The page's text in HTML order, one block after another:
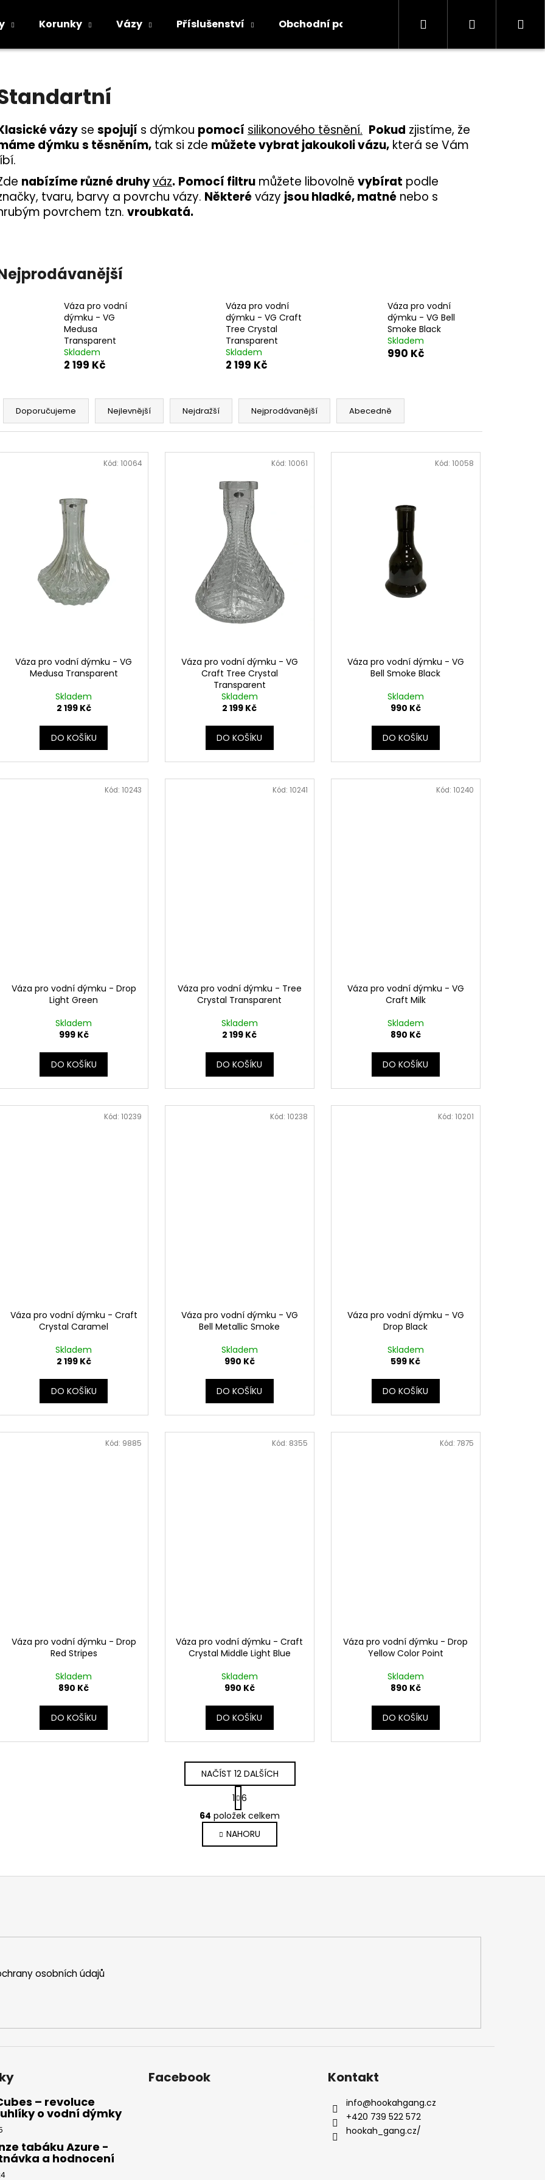
Korunky Vázy Příslušenství Obchodní podmínky Kontakty Informace
Hledat Přihlášení
vázy se spojují s dýmkou pomocí silikonového těsnění. Pokud zjistíme, že
dýmkus těsněním, tak si zde můžete vybrat jakoukoli vázu, která se Vám
nabízíme různé druhyváz. Pomocí filtru můžete libovolně vybírat podle
tvaru, barvy a povrchu vázy. Některévázy jsou hladké, matné nebo s
povrchem tzn. vroubkatá.
Váza pro vodní
dýmku - VG
Medusa
Transparent
Skladem
2 199 Kč
Váza pro vodní
dýmku - VG Craft
Tree Crystal
Transparent
Skladem
2 199 Kč
Váza pro vodní
dýmku - VG Bell
Smoke Black
Skladem
990 Kč
Ř
Doporučujeme Nejlevnější Nejdražší Nejprodávanější Abecedně
Váza pro vodní dýmku - VG
Medusa Transparent
Skladem
2 199 Kč
DO KOŠÍKU
Kód:10064
Váza pro vodní dýmku - VG
Craft Tree Crystal
Transparent
Skladem
2 199 Kč
DO KOŠÍKU
Kód: 10061
Váza pro vodní dýmku - VG
Bell Smoke Black
Skladem
990 Kč
DO KOŠÍKU
Kód: 10058
Váza pro vodní dýmku - Drop
Light Green
Skladem
999 Kč
DO KOŠÍKU
Kód:10243
Váza pro vodní dýmku - Tree
Crystal Transparent
Skladem
2 199 Kč
DO KOŠÍKU
Kód: 10241
Váza pro vodní dýmku - VG
Craft Milk
Skladem
890 Kč
DO KOŠÍKU
Kód: 10240
Váza pro vodní dýmku - Craft
Crystal Caramel
Skladem
2 199 Kč
DO KOŠÍKU
Kód:10239
Váza pro vodní dýmku - VG
Bell Metallic Smoke
Skladem
990 Kč
DO KOŠÍKU
Kód: 10238
Váza pro vodní dýmku - VG
Drop Black
Skladem
599 Kč
DO KOŠÍKU
Kód: 10201
Váza pro vodní dýmku - Drop
Red Stripes
Skladem
890 Kč
DO KOŠÍKU
Kód: 9885
Váza pro vodní dýmku - Craft
Crystal Middle Light Blue
Skladem
990 Kč
DO KOŠÍKU
Kód: 8355
Váza pro vodní dýmku - Drop
Yellow Color Point
Skladem
890 Kč
DO KOŠÍKU
Kód: 7875
O
v
l
á
a
i
u
NAČÍST 12 DALŠÍCH
S
t
r
á
n
k
v
1 6
64 položek celkem
NAHORU
osobních údajů
– revoluce
o vodní dýmky
tabáku Azure -
a hodnocení
Facebook Kontakt
info@hookahgang.cz
+420 739 522 572
hookah_gang.cz/